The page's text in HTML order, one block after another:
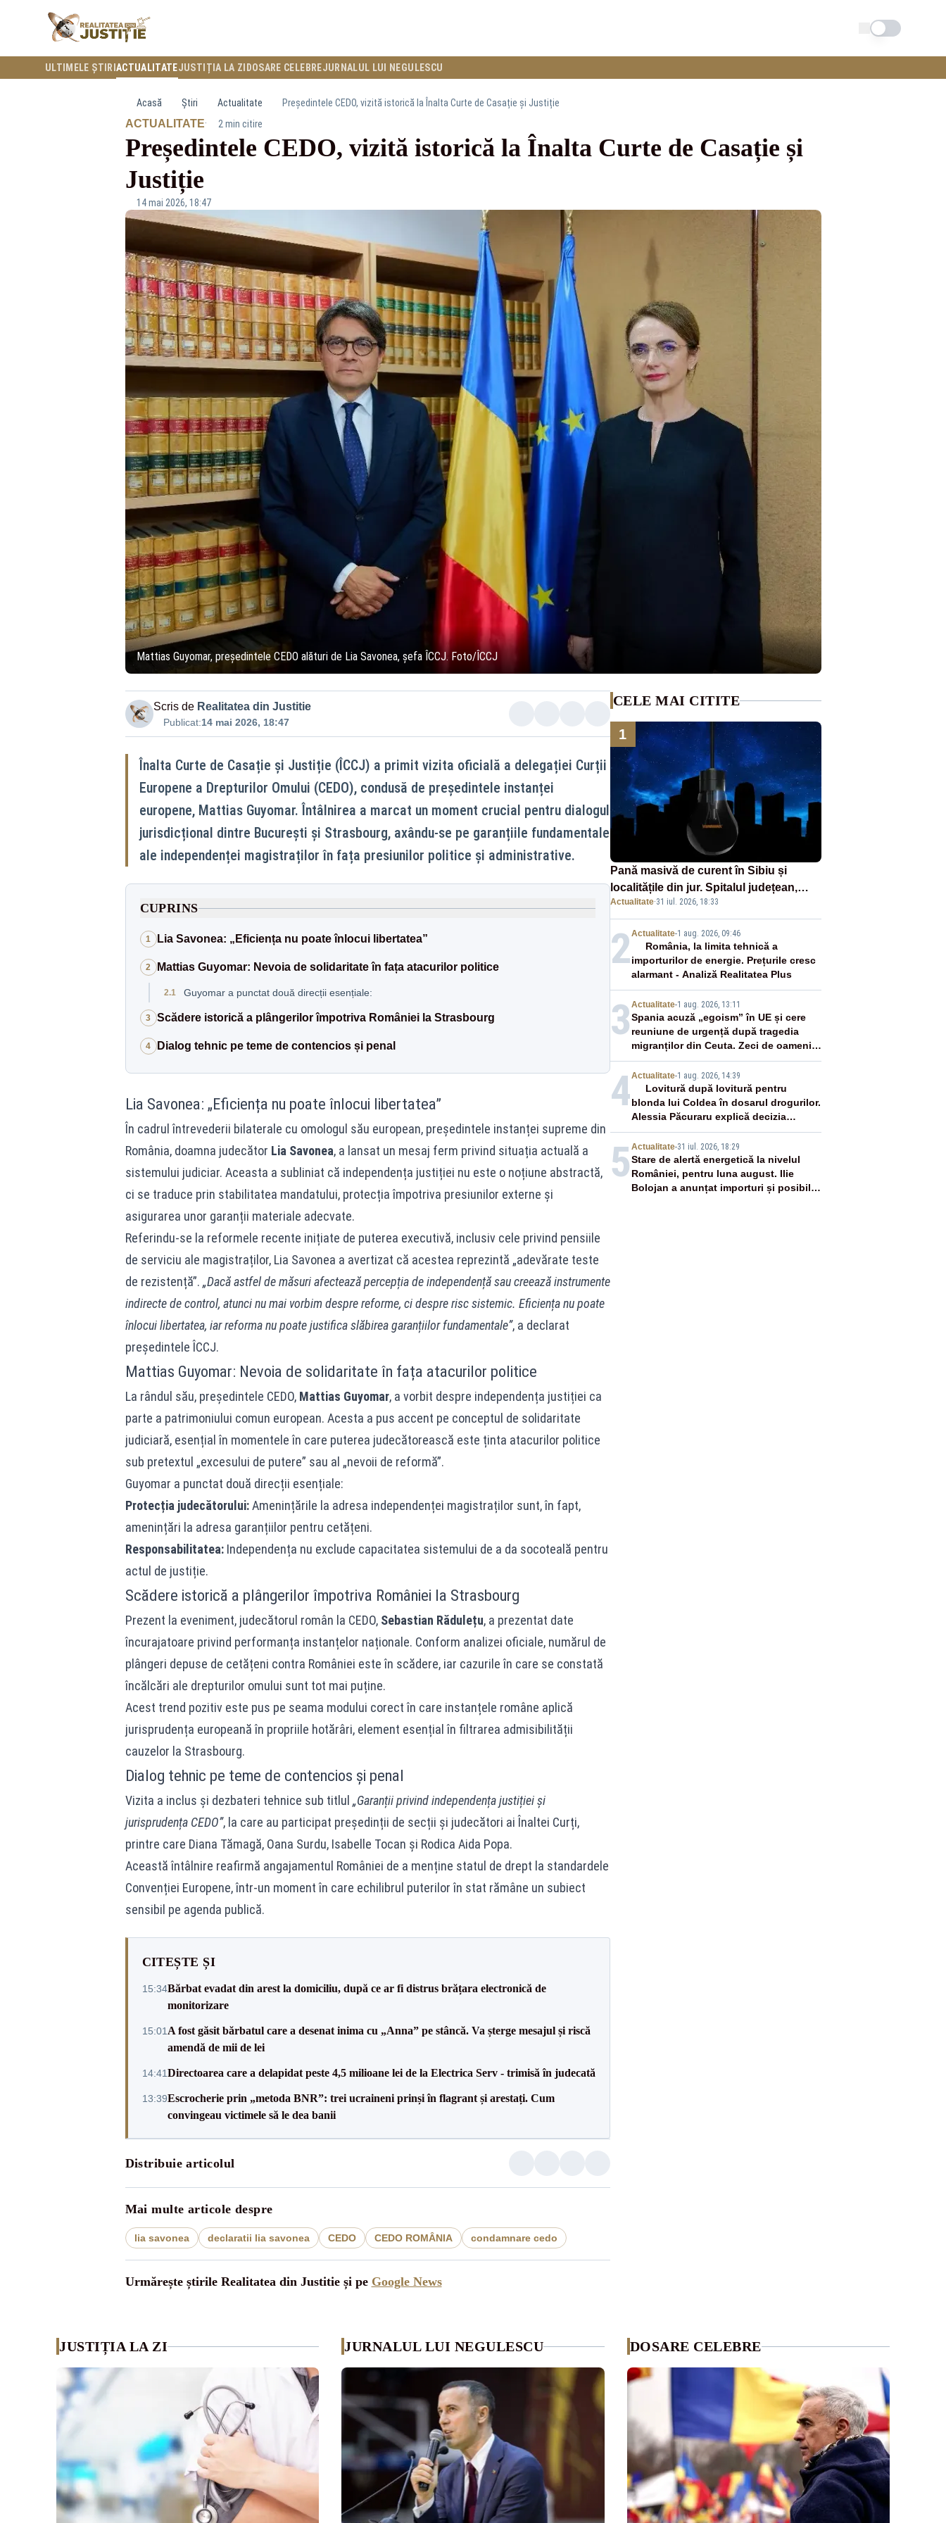
Schimba tema
ULTIMELE ȘTIRI ACTUALITATEJUSTIȚIA LA ZI DOSARE CELEBREJURNALUL LUI NEGULESCU
Acasă Știri Actualitate Președintele CEDO, vizită istorică la Înalta Curte de Casație și Justiție
ACTUALITATE· 2 min citire
Președintele CEDO, vizită istorică la Înalta Curte de Casație și
Justiție
14 mai 2026, 18:47
Mattias Guyomar, președintele CEDO alături de Lia Savonea, șefa ÎCCJ. Foto/ÎCCJ
Scris de Realitatea din Justitie
Publicat:14 mai 2026, 18:47
Înalta Curte de Casație și Justiție (ÎCCJ) a primit vizita oficială a delegației Curții
Europene a Drepturilor Omului (CEDO), condusă de președintele instanței
europene, Mattias Guyomar. Întâlnirea a marcat un moment crucial pentru dialogul
jurisdicțional dintre București și Strasbourg, axându-se pe garanțiile fundamentale
ale independenței magistraților în fața presiunilor politice și administrative.
CUPRINS
1 Lia Savonea: „Eficiența nu poate înlocui libertatea”
2 Mattias Guyomar: Nevoia de solidaritate în fața atacurilor politice
2.1 Guyomar a punctat două direcții esențiale:
3 Scădere istorică a plângerilor împotriva României la Strasbourg
4 Dialog tehnic pe teme de contencios și penal
Lia Savonea: „Eficiența nu poate înlocui libertatea”
În cadrul întrevederii bilaterale cu omologul său european, președintele instanței supreme din
România, doamna judecător Lia Savonea, a lansat un mesaj ferm privind situația actuală a
sistemului judiciar. Aceasta a subliniat că independența justiției nu este o noțiune abstractă,
ci se traduce prin stabilitatea mandatului, protecția împotriva presiunilor externe și
asigurarea unor garanții materiale adecvate.
Referindu-se la reformele recente inițiate de puterea executivă, inclusiv cele privind pensiile
de serviciu ale magistraților, Lia Savonea a avertizat că acestea reprezintă „adevărate teste
de rezistență”. „Dacă astfel de măsuri afectează percepția de independență sau creează instrumente
indirecte de control, atunci nu mai vorbim despre reforme, ci despre risc sistemic. Eficiența nu poate
înlocui libertatea, iar reforma nu poate justifica slăbirea garanțiilor fundamentale”, a declarat
președintele ÎCCJ.
Mattias Guyomar: Nevoia de solidaritate în fața atacurilor politice
La rândul său, președintele CEDO, Mattias Guyomar, a vorbit despre independența justiției ca
parte a patrimoniului comun european. Acesta a pus accent pe conceptul de solidaritate
judiciară, esențial în momentele în care puterea judecătorească este ținta atacurilor politice
sub pretextul „excesului de putere” sau al „nevoii de reformă”.
Guyomar a punctat două direcții esențiale:
Protecția judecătorului:Amenințările la adresa independenței magistraților sunt, în fapt,
amenințări la adresa garanțiilor pentru cetățeni.
Responsabilitatea:Independența nu exclude capacitatea sistemului de a da socoteală pentru
actul de justiție.
Scădere istorică a plângerilor împotriva României la Strasbourg
Prezent la eveniment, judecătorul român la CEDO, Sebastian Rădulețu, a prezentat date
încurajatoare privind performanța instanțelor naționale. Conform analizei oficiale, numărul de
plângeri depuse de cetățeni contra României este în scădere, iar cazurile în care se constată
încălcări ale drepturilor omului sunt tot mai puține.
Acest trend pozitiv este pus pe seama modului corect în care instanțele române aplică
jurisprudența europeană în propriile hotărâri, element esențial în filtrarea admisibilității
cauzelor la Strasbourg.
Dialog tehnic pe teme de contencios și penal
Vizita a inclus și dezbateri tehnice sub titlul „Garanții privind independența justiției și
jurisprudența CEDO”, la care au participat președinții de secții și judecători ai Înaltei Curți,
printre care Diana Tămagă, Oana Surdu, Isabelle Tocan și Rodica Aida Popa.
Această întâlnire reafirmă angajamentul României de a menține statul de drept la standardele
Convenției Europene, într-un moment în care echilibrul puterilor în stat rămâne un subiect
sensibil pe agenda publică.
CITEȘTE ȘI
15:34Bărbat evadat din arest la domiciliu, după ce ar fi distrus brățara electronică de
monitorizare
15:01 A fost găsit bărbatul care a desenat inima cu „Anna” pe stâncă. Va șterge mesajul și riscă
amendă de mii de lei
14:41Directoarea care a delapidat peste 4,5 milioane lei de la Electrica Serv - trimisă în judecată
13:39Escrocherie prin „metoda BNR”: trei ucraineni prinși în flagrant și arestați. Cum
convingeau victimele să le dea banii
Distribuie articolul
Mai multe articole despre
lia savonea declaratii lia savonea CEDO CEDO ROMÂNIA condamnare cedo
Urmărește știrile Realitatea din Justitie și pe Google News
CELE MAI CITITE
1
Pană masivă de curent în Sibiu și
localitățile din jur. Spitalul județean,
semafoarele, rețelele de telefonie, grav
afectate
Actualitate·31 iul. 2026, 18:33
2Actualitate-1 aug. 2026, 09:46
România, la limita tehnică a
importurilor de energie. Prețurile cresc
alarmant - Analiză Realitatea Plus
3 Actualitate-1 aug. 2026, 13:11
Spania acuză „egoism” în UE și cere
reuniune de urgență după tragedia
migranților din Ceuta. Zeci de oameni
au murit
4Actualitate-1 aug. 2026, 14:39
Lovitură după lovitură pentru
blonda lui Coldea în dosarul drogurilor.
Alessia Păcuraru explică decizia
magistraților
5 Actualitate-31 iul. 2026, 18:29
Stare de alertă energetică la nivelul
României, pentru luna august. Ilie
Bolojan a anunțat importuri și posibile
JUSTIȚIA LA ZI JURNALUL LUI NEGULESCU DOSARE CELEBRE